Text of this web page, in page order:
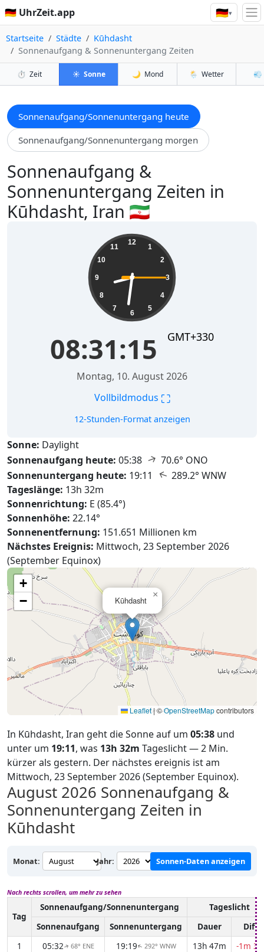
🇩🇪 UhrZeit.app 🇩🇪▾
Startseite Städte
Kūhdasht
Sonnenaufgang & Sonnenuntergang Zeiten
⏱️ Zeit ☀️ Sonne 🌙 Mond 🌦️ Wetter 💨
Sonnenaufgang/Sonnenuntergang heute
Sonnenaufgang/Sonnenuntergang morgen
Sonnenaufgang &
Sonnenuntergang Zeiten in
Kūhdasht, Iran 🇮🇷
12
1
2
3
4
5
6
7
8
9
10
11
08:31:16 GMT+330
Montag, 10. August 2026
Vollbildmodus ⛶
12-Stunden-Format anzeigen
Sonne: Daylight
Sonnenaufgang heute: 05:38 ↑ 70.6° ONO
Sonnenuntergang heute: 19:11 ↑ 289.2° WNW
Tageslänge: 13h 32m
Sonnenrichtung: E (85.4°)
Sonnenhöhe: 22.14°
Sonnenentfernung: 151.651 Millionen km
Nächstes Ereignis: Mittwoch, 23 September 2026
(September Equinox)
Kūhdasht
×
+
−
Leaflet|©OpenStreetMapcontributors
In Kūhdasht, Iran geht die Sonne auf um 05:38 und
unter um 19:11, was 13h 32m Tageslicht — 2 Min.
kürzer als gestern. Der nächstes ereignis ist am
Mittwoch, 23 September 2026 (September Equinox).
August 2026 Sonnenaufgang &
Sonnenuntergang Zeiten in
Kūhdasht
Monat: Jahr: Sonnen-Daten anzeigen
Nach rechts scrollen, um mehr zu sehen
Tag
Sonnenaufgang/Sonnenuntergang
Tageslicht
Sonnenaufgang
Sonnenuntergang Dauer
Diff.
1
05:32↑ 68° ENE 19:19↑ 292° WNW 13h 47m
-1m